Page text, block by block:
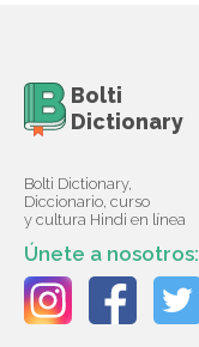
Bolti
Dictionary
Bolti Dictionary,
Diccionario, curso
y cultura Hindi en línea
Únete a nosotros: